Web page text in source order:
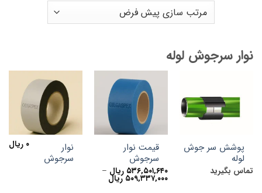
نوار سرجوش لوله
پوشش سر جوش
لوله
تماس بگیرید
قیمت نوار
سرجوش
۵۳۶,۵۰۱,۶۴۰ ریال –
۵۰۹,۳۳۷,۰۰۰ ریالPrice
range:
نوار
سرجوش
۰ ریال